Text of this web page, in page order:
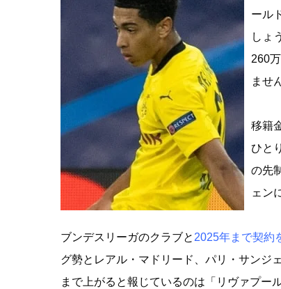
ール
しょ
260
ませ
移籍
ひと
の先
ェン
ブンデスリーガのクラブと 2025年まで契約
グ勢とレアル・マドリード、パリ・サンジ
まで上がると報じているのは「リヴァプー